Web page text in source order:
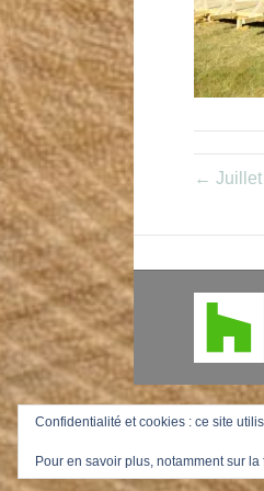
← Juillet
Confidentialité et cookies : ce site
Pour en savoir plus, notamment sur